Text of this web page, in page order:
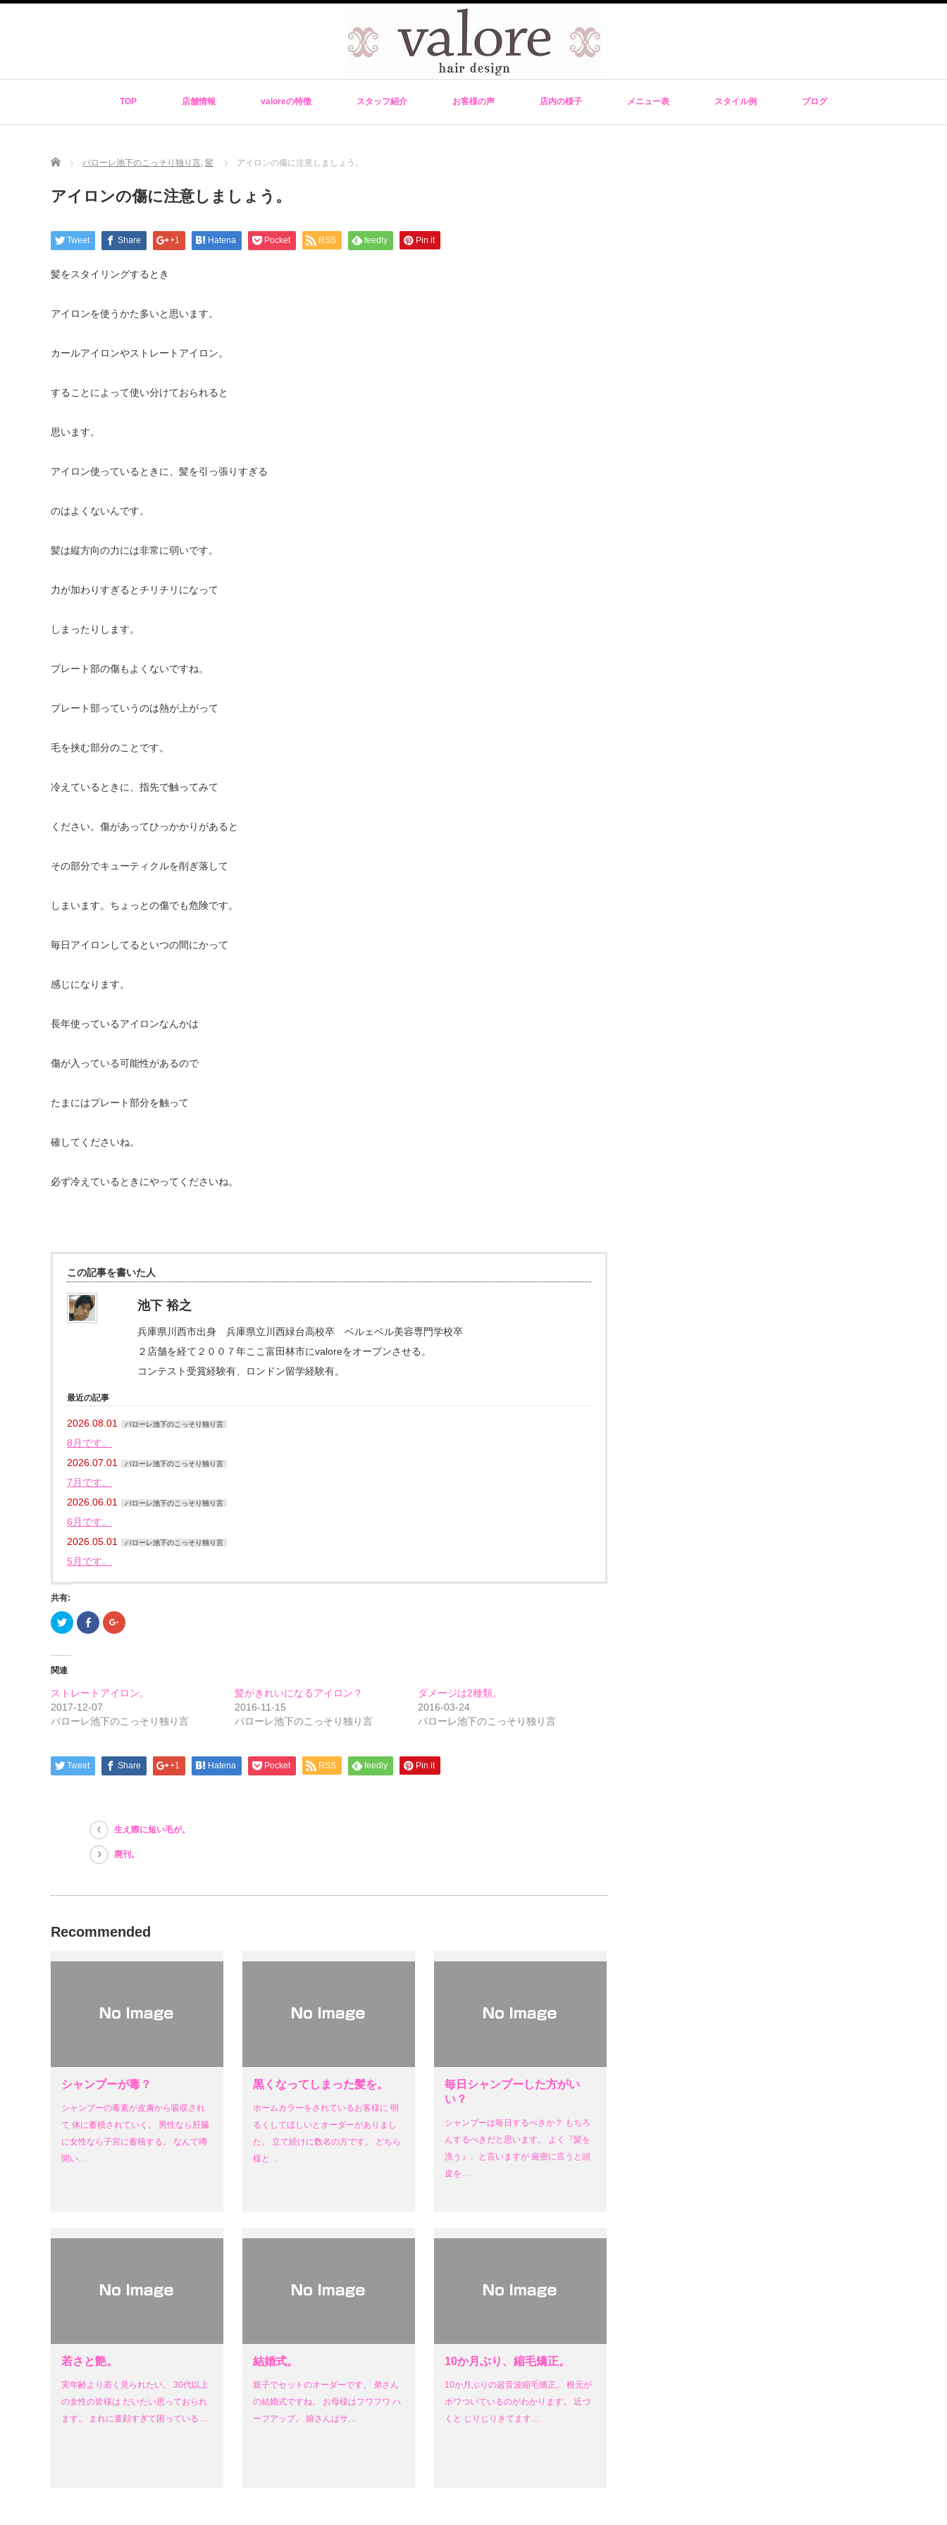
TOP 店舗情報 valoreの特徴 スタッフ紹介 お客様の声 店内の様子 メニュー表 スタイル例 ブログ
Home バローレ池下のこっそり独り言, 髪 アイロンの傷に注意しましょう。
アイロンの傷に注意しましょう。
Tweet Share +1 Hatena Pocket RSS feedly Pin it
髪をスタイリングするとき
アイロンを使うかた多いと思います。
カールアイロンやストレートアイロン。
することによって使い分けておられると
思います。
アイロン使っているときに、髪を引っ張りすぎる
のはよくないんです。
髪は縦方向の力には非常に弱いです。
力が加わりすぎるとチリチリになって
しまったりします。
プレート部の傷もよくないですね。
プレート部っていうのは熱が上がって
毛を挟む部分のことです。
冷えているときに、指先で触ってみて
ください。傷があってひっかかりがあると
その部分でキューティクルを削ぎ落して
しまいます。ちょっとの傷でも危険です。
毎日アイロンしてるといつの間にかって
感じになります。
長年使っているアイロンなんかは
傷が入っている可能性があるので
たまにはプレート部分を触って
確してくださいね。
必ず冷えているときにやってくださいね。
この記事を書いた人
池下 裕之
兵庫県川西市出身 兵庫県立川西緑台高校卒 ベルェベル美容専門学校卒
２店舗を経て２００７年ここ富田林市にvaloreをオープンさせる。
コンテスト受賞経験有、ロンドン留学経験有。
最近の記事
2026.08.01 バローレ池下のこっそり独り言
8月です。
2026.07.01
バローレ池下のこっそり独り言
7月です。
2026.06.01
バローレ池下のこっそり独り言
6月です。
2026.05.01
バローレ池下のこっそり独り言
5月です。
共有:
ク
リ
し
共
有
(新
し
い
ド
ウ
で
Facebook
で
ク
リ
ッ
ク
し
さ
(新
ド
ウ
で
開
き
ま
ク
リ
共
有
い
ド
ウ
で
関連
ストレートアイロン。
2017-12-07
バローレ池下のこっそり独り言
髪がきれいになるアイロン？
2016-11-15
バローレ池下のこっそり独り言
ダメージは2種類。
2016-03-24
バローレ池下のこっそり独り言
Tweet Share +1 Hatena Pocket RSS feedly Pin it
生え際に短い毛が。
廃刊。
Recommended
シャンプーが毒？
シャンプーの毒素が皮膚から吸収され
て 体に蓄積されていく。 男性なら肝臓
に女性なら子宮に蓄積する。 なんて噂
聞い…
黒くなってしまった髪を。
ホームカラーをされているお客様に 明
るくしてほしいとオーダーがありまし
た。 立て続けに数名の方です。 どちら
様と…
毎日シャンプーした方がい
い？
シャンプーは毎日するべきか？ もちろ
んするべきだと思います。 よく『髪を
洗う』、と言いますが 厳密に言うと頭
皮を…
若さと艶。
実年齢より若く見られたい。 30代以上
の女性の皆様は だいたい思っておられ
ます。 まれに童顔すぎて困っている …
結婚式。
親子でセットのオーダーです。 弟さん
の結婚式ですね。 お母様はフワフワ ハ
ーフアップ。 娘さんはサ…
10か月ぶり、縮毛矯正。
10か月ぶりの超音波縮毛矯正。 根元が
ボワついているのがわかります。 近づ
くと じりじりきてます…